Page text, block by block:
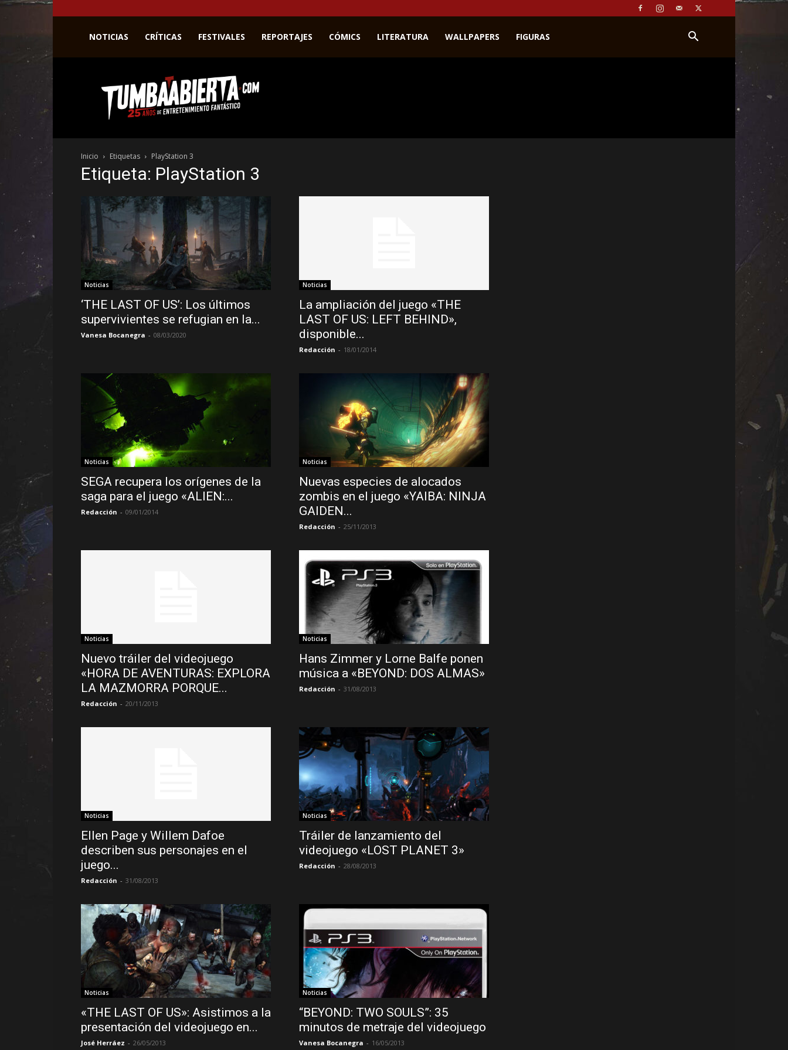
NOTICIAS CRÍTICAS FESTIVALES REPORTAJES CÓMICS LITERATURA WALLPAPERS FIGURAS
web
del
entretenimiento
el
género
fantástico.
Inicio Etiquetas PlayStation 3
Etiqueta: PlayStation 3
Noticias
‘THE LAST OF US’: Los últimos
supervivientes se refugian en la...
Vanesa Bocanegra - 08/03/2020
Noticias
La ampliación del juego «THE
LAST OF US: LEFT BEHIND»,
disponible...
Redacción - 18/01/2014
Noticias
SEGA recupera los orígenes de la
saga para el juego «ALIEN:...
Redacción - 09/01/2014
Noticias
Nuevas especies de alocados
zombis en el juego «YAIBA: NINJA
GAIDEN...
Redacción - 25/11/2013
Noticias
Nuevo tráiler del videojuego
«HORA DE AVENTURAS: EXPLORA
LA MAZMORRA PORQUE...
Redacción - 20/11/2013
Noticias
Hans Zimmer y Lorne Balfe ponen
música a «BEYOND: DOS ALMAS»
Redacción - 31/08/2013
Noticias
Ellen Page y Willem Dafoe
describen sus personajes en el
juego...
Redacción - 31/08/2013
Noticias
Tráiler de lanzamiento del
videojuego «LOST PLANET 3»
Redacción - 28/08/2013
Noticias
«THE LAST OF US»: Asistimos a la
presentación del videojuego en...
José Herráez - 26/05/2013
Noticias
“BEYOND: TWO SOULS”: 35
minutos de metraje del videojuego
Vanesa Bocanegra - 16/05/2013